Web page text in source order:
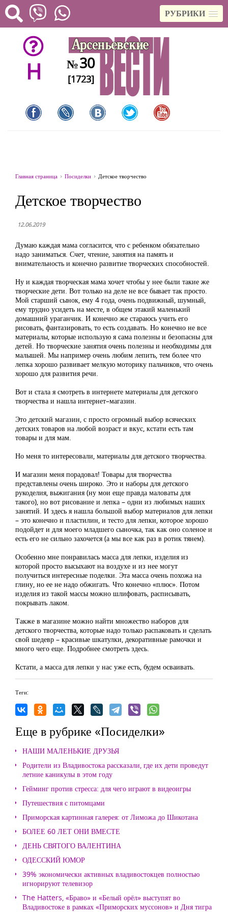
РУБРИКИ
H №30
[1723]
Главная страница Посиделки Детское творчество
Детское творчество
12.06.2019
Думаю каждая мама согласится, что с ребенком обязательно
надо заниматься. Счет, чтение, занятия на память и
внимательность и конечно развитие творческих способностей.
Ну и каждая творческая мама хочет чтобы у нее были такие же
творческие дети. Вот только на деле не все бывает так просто.
Мой старший сынок, ему 4 года, очень подвижный, шумный,
ему трудно усидеть на месте, в общем этакий маленький
домашний ураганчик. И конечно же стараюсь учить его
рисовать, фантазировать, то есть создавать. Но конечно не все
материалы, которые использую я сама полезны и безопасны для
детей. Но творческие занятия очень полезны и необходимы для
малышей. Мы например очень любим лепить, тем более что
лепка хорошо развивает мелкую моторику пальчиков, что очень
хорошо для развития речи.
Вот и стала я смотреть в интернете материалы для детского
творчества и нашла интернет–магазин.
Это детский магазин, с просто огромный выбор всяческих
детских товаров на любой возраст и вкус, кстати есть там
товары и для мам.
Но меня то интересовали, материалы для детского творчества.
И магазин меня порадовал! Товары для творчества
представлены очень широко. Это и наборы для детского
рукоделия, выжигания (ну мои еще правда маловаты для
такого), но вот рисование и лепка – одни из любимых наших
занятий. И здесь я нашла большой выбор материалов для лепки
– это конечно и пластилин, и тесто для лепки, которое хорошо
подойдет и для моего младшего сыночка, так как оно соленое и
есть его не сильно захочется (а мы все как раз в ротик тянем).
Особенно мне понравилась масса для лепки, изделия из
которой просто высыхают на воздухе и из нее могут
получиться интересные поделки. Эта масса очень похожа на
глину, но ее не надо обжигать. Что конечно «плюс». Потом
изделия из такой массы можно шлифовать, расписывать,
покрывать лаком.
Также в магазине можно найти множество наборов для
детского творчества, которые надо только распаковать и сделать
свой шедевр – красивые шкатулки, декоративные рамочки и
много чего еще. Подробнее смотреть здесь.
Кстати, а масса для лепки у нас уже есть, будем осваивать.
Теги:
Еще в рубрике «Посиделки»
НАШИ МАЛЕНЬКИЕ ДРУЗЬЯ
Родители из Владивостока рассказали, где их дети проведут
летние каникулы в этом году
Гейминг против стресса: для чего играют в видеоигры
Путешествия с питомцами
Приморская картинная галерея: от Лиможа до Шикотана
БОЛЕЕ 60 ЛЕТ ОНИ ВМЕСТЕ
ДЕНЬ СВЯТОГО ВАЛЕНТИНА
ОДЕССКИЙ ЮМОР
39% экономически активных владивостокцев полностью
игнорируют телевизор
The Hatters, «Браво» и «Белый орёл» выступят во
Владивостоке в рамках «Приморских муссонов» и Дня тигра